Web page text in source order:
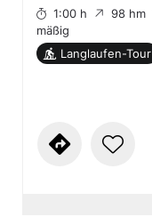
1:00 h 98 hm
mäßig
Langlaufen-Tour